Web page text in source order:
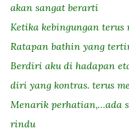
akan sangat berarti
Ketika kebingungan terus
Ratapan bathin yang
Berdiri aku di hadapan
diri yang kontras. terus
Menarik perhatian,…ada
rindu